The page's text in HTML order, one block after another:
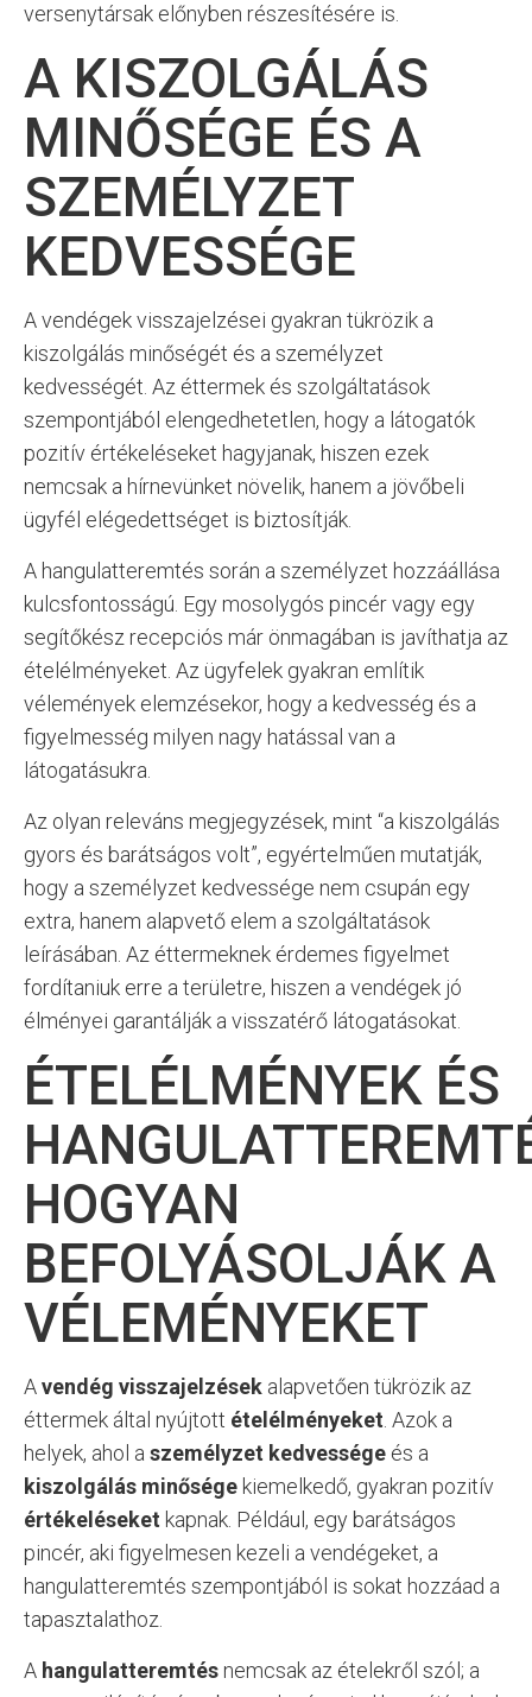
versenytársak előnyben részesítésére is.
A KISZOLGÁLÁS
MINŐSÉGE ÉS A
SZEMÉLYZET
KEDVESSÉGE
A vendégek visszajelzései gyakran tükrözik a
kiszolgálás minőségét és a személyzet
kedvességét. Az éttermek és szolgáltatások
szempontjából elengedhetetlen, hogy a látogatók
pozitív értékeléseket hagyjanak, hiszen ezek
nemcsak a hírnevünket növelik, hanem a jövőbeli
ügyfél elégedettséget is biztosítják.
A hangulatteremtés során a személyzet hozzáállása
kulcsfontosságú. Egy mosolygós pincér vagy egy
segítőkész recepciós már önmagában is javíthatja az
ételélményeket. Az ügyfelek gyakran említik
vélemények elemzésekor, hogy a kedvesség és a
figyelmesség milyen nagy hatással van a
látogatásukra.
Az olyan releváns megjegyzések, mint “a kiszolgálás
gyors és barátságos volt”, egyértelműen mutatják,
hogy a személyzet kedvessége nem csupán egy
extra, hanem alapvető elem a szolgáltatások
leírásában. Az éttermeknek érdemes figyelmet
fordítaniuk erre a területre, hiszen a vendégek jó
élményei garantálják a visszatérő látogatásokat.
ÉTELÉLMÉNYEK ÉS
HOGYAN
BEFOLYÁSOLJÁK A
VÉLEMÉNYEKET
Avendég visszajelzések alapvetően tükrözik az
éttermek által nyújtott ételélményeket . Azok a
helyek, ahol a személyzet kedvessége és a
kiszolgálás minősége kiemelkedő, gyakran pozitív
értékeléseket kapnak. Például, egy barátságos
pincér, aki figyelmesen kezeli a vendégeket, a
hangulatteremtés szempontjából is sokat hozzáad a
tapasztalathoz.
A hangulatteremtés nemcsak az ételekről szól; a